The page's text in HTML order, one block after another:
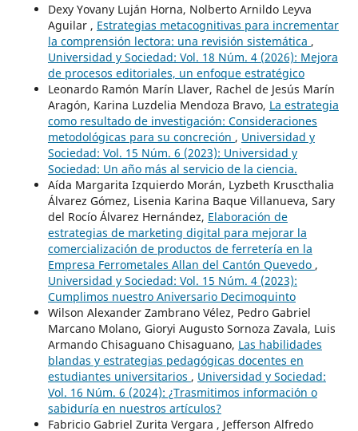
Dexy Yovany Luján Horna, Nolberto Arnildo Leyva
Aguilar , Estrategias metacognitivas para incrementar
la comprensión lectora: una revisión sistemática ,
Universidad y Sociedad: Vol. 18 Núm. 4 (2026): Mejora
de procesos editoriales, un enfoque estratégico
Leonardo Ramón Marín Llaver, Rachel de Jesús Marín
Aragón, Karina Luzdelia Mendoza Bravo, La estrategia
como resultado de investigación: Consideraciones
metodológicas para su concreción , Universidad y
Sociedad: Vol. 15 Núm. 6 (2023): Universidad y
Sociedad: Un año más al servicio de la ciencia.
Aída Margarita Izquierdo Morán, Lyzbeth Kruscthalia
Álvarez Gómez, Lisenia Karina Baque Villanueva, Sary
del Rocío Álvarez Hernández, Elaboración de
estrategias de marketing digital para mejorar la
comercialización de productos de ferretería en la
Empresa Ferrometales Allan del Cantón Quevedo ,
Universidad y Sociedad: Vol. 15 Núm. 4 (2023):
Cumplimos nuestro Aniversario Decimoquinto
Wilson Alexander Zambrano Vélez, Pedro Gabriel
Marcano Molano, Gioryi Augusto Sornoza Zavala, Luis
Armando Chisaguano Chisaguano, Las habilidades
blandas y estrategias pedagógicas docentes en
estudiantes universitarios , Universidad y Sociedad:
Vol. 16 Núm. 6 (2024): ¿Trasmitimos información o
sabiduría en nuestros artículos?
Fabricio Gabriel Zurita Vergara , Jefferson Alfredo